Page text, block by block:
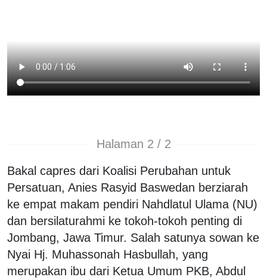
Halaman 2 / 2
Bakal capres dari Koalisi Perubahan untuk
Persatuan, Anies Rasyid Baswedan berziarah
ke empat makam pendiri Nahdlatul Ulama (NU)
dan bersilaturahmi ke tokoh-tokoh penting di
Jombang, Jawa Timur. Salah satunya sowan ke
Nyai Hj. Muhassonah Hasbullah, yang
merupakan ibu dari Ketua Umum PKB, Abdul